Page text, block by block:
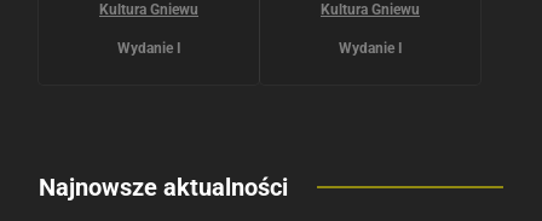
Kultura Gniewu
Wydanie I
Kultura Gniewu
Wydanie I
Najnowsze aktualności